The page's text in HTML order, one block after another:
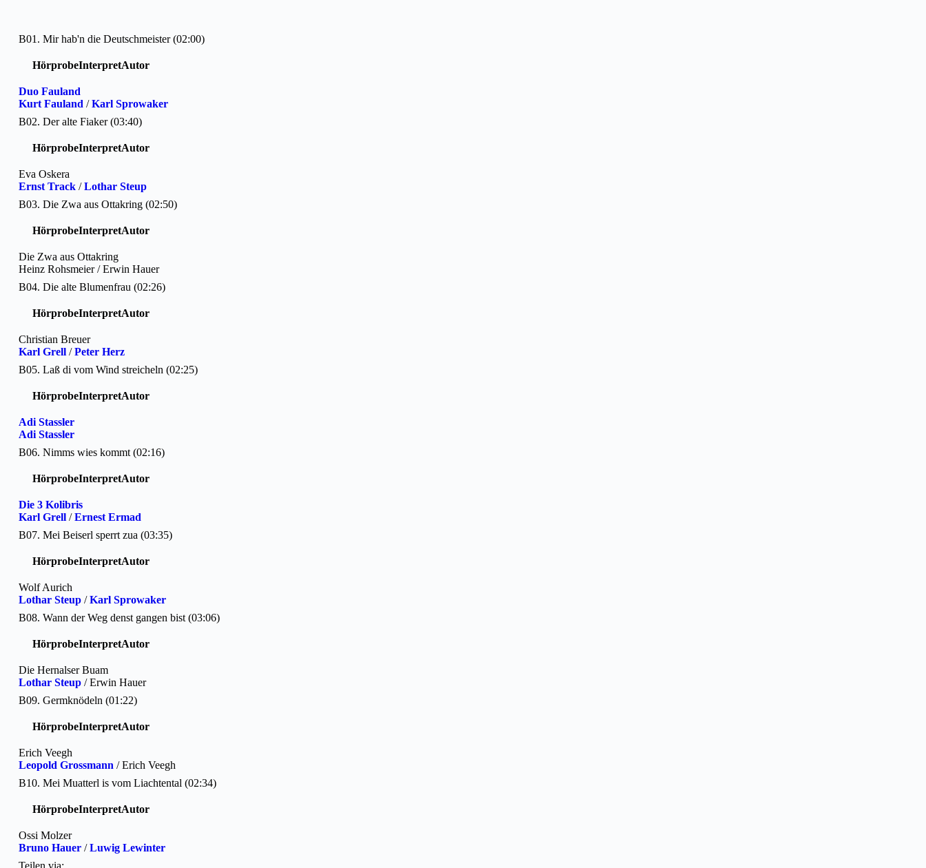
B01. Mir hab'n die Deutschmeister (02:00)
HörprobeInterpretAutor
Duo Fauland
Kurt Fauland /Karl Sprowaker
B02. Der alte Fiaker (03:40)
HörprobeInterpretAutor
Eva Oskera
Ernst Track /Lothar Steup
B03. Die Zwa aus Ottakring (02:50)
HörprobeInterpretAutor
Die Zwa aus Ottakring
Heinz Rohsmeier / Erwin Hauer
B04. Die alte Blumenfrau (02:26)
HörprobeInterpretAutor
Christian Breuer
Karl Grell /Peter Herz
B05. Laß di vom Wind streicheln (02:25)
HörprobeInterpretAutor
Adi Stassler
Adi Stassler
B06. Nimms wies kommt (02:16)
HörprobeInterpretAutor
Die 3 Kolibris
Karl Grell /Ernest Ermad
B07. Mei Beiserl sperrt zua (03:35)
HörprobeInterpretAutor
Wolf Aurich
Lothar Steup /Karl Sprowaker
B08. Wann der Weg denst gangen bist (03:06)
HörprobeInterpretAutor
Die Hernalser Buam
Lothar Steup / Erwin Hauer
B09. Germknödeln (01:22)
HörprobeInterpretAutor
Erich Veegh
Leopold Grossmann / Erich Veegh
B10. Mei Muatterl is vom Liachtental (02:34)
HörprobeInterpretAutor
Ossi Molzer
Bruno Hauer /Luwig Lewinter
Teilen via: